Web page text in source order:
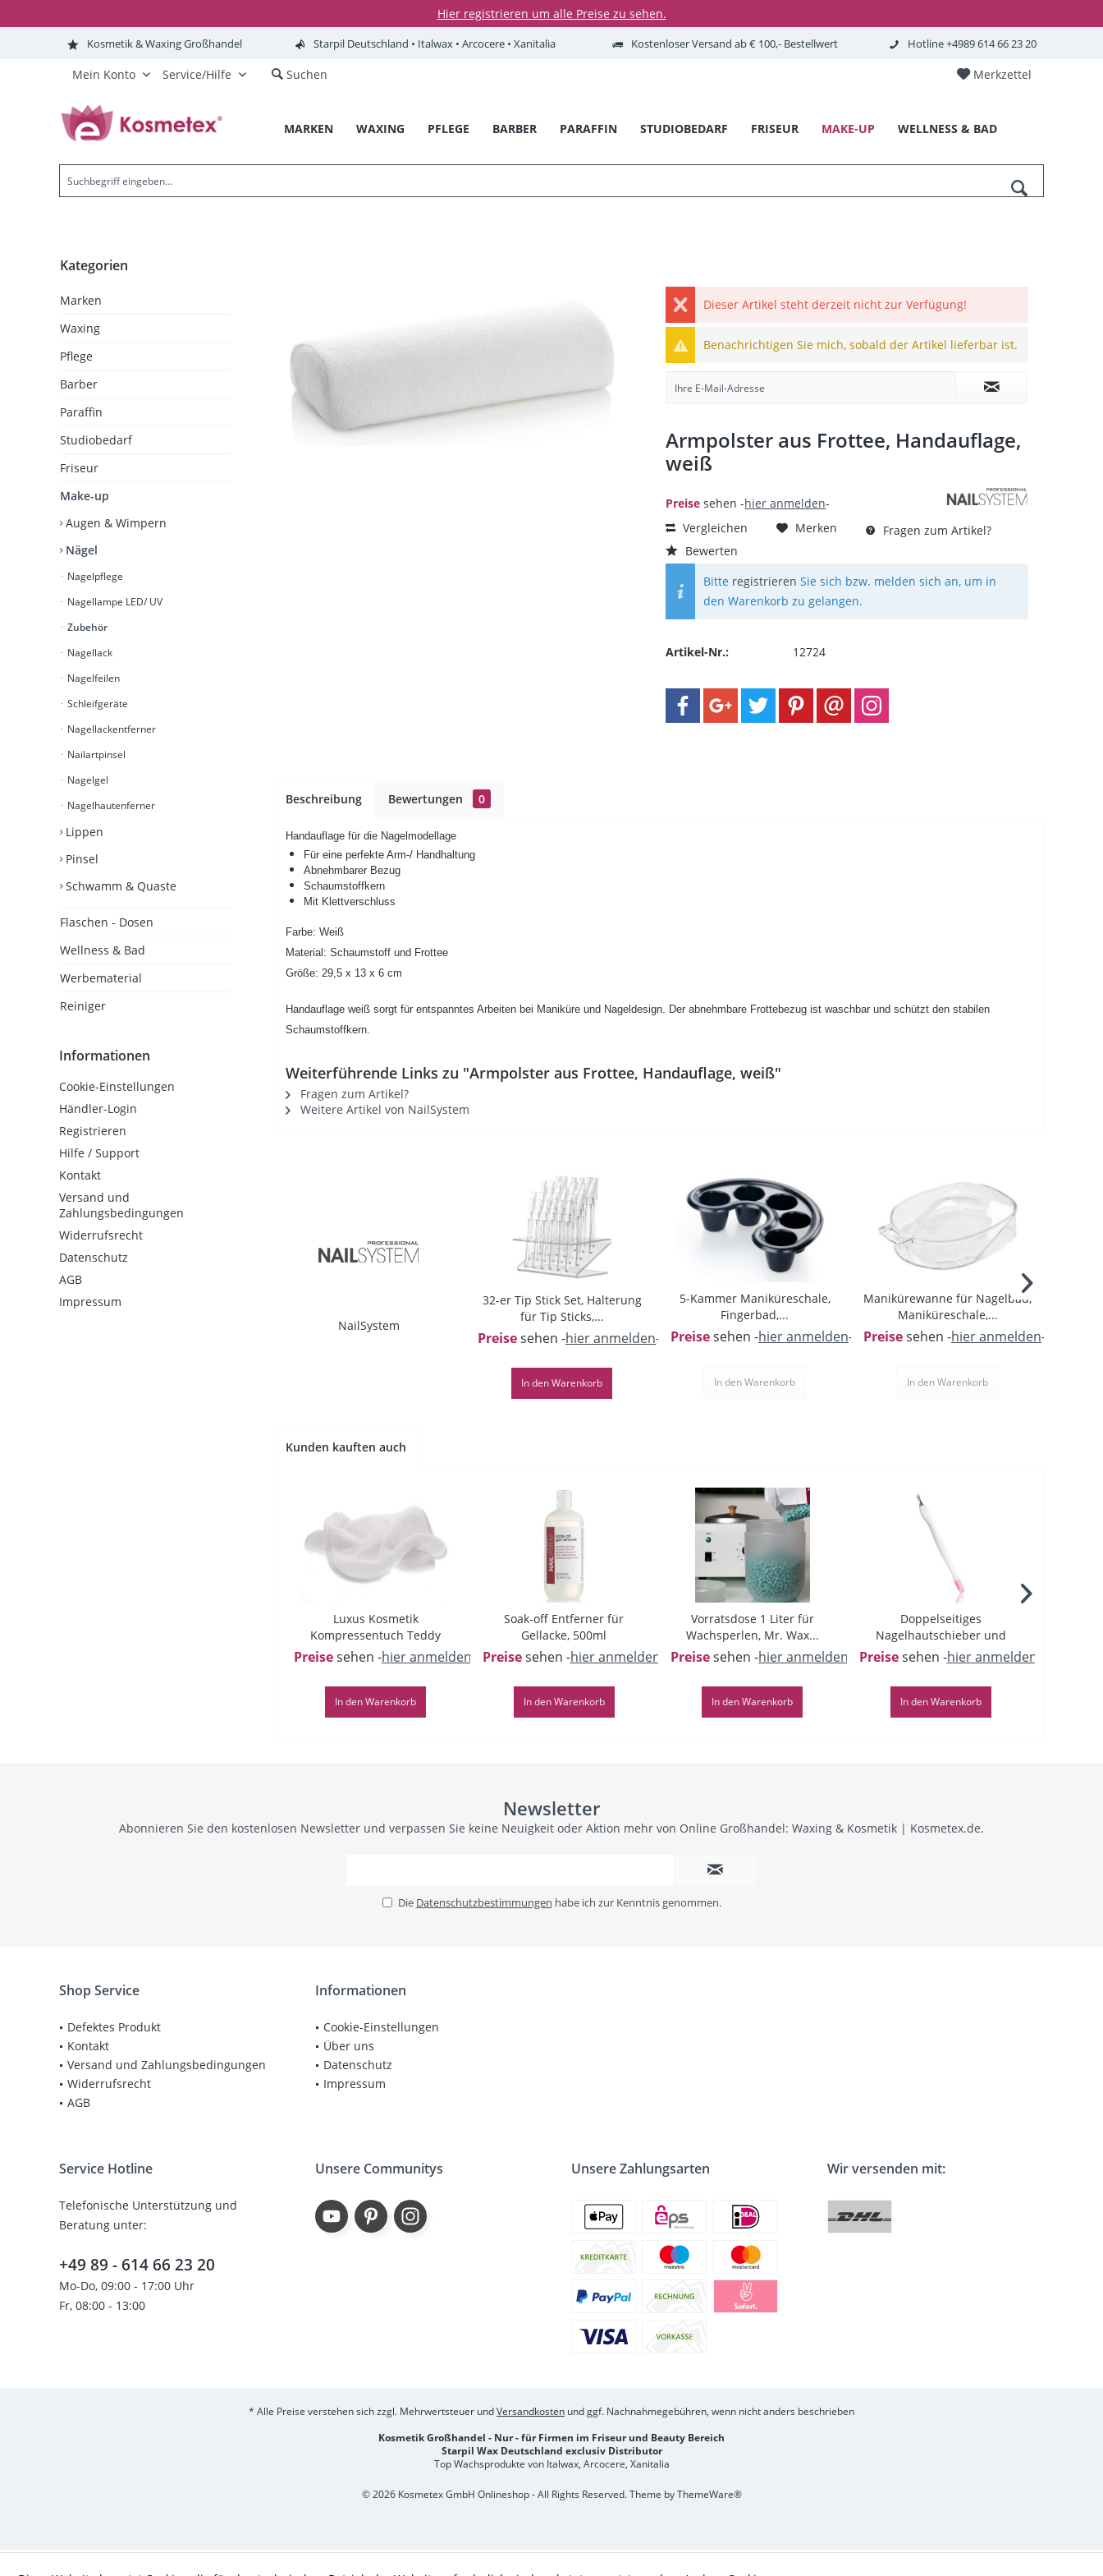
Hier registrieren um alle Preise zu sehen.
Kosmetik & Waxing Großhandel Starpil Deutschland • Italwax • Arcocere • Xanitalia Kostenloser Versand ab € 100,- Bestellwert Hotline +4989 614 66 23 20
Merkzettel
Mein Konto Service/Hilfe Suchen
MARKEN WAXING PFLEGE BARBER PARAFFIN STUDIOBEDARF FRISEUR MAKE-UP WELLNESS & BAD
Kategorien
Marken
Waxing
Pflege
Barber
Paraffin
Studiobedarf
Friseur
Make-up
Augen & Wimpern
Nägel
Nagelpflege
Nagellampe LED/ UV
Zubehör
Nagellack
Nagelfeilen
Schleifgeräte
Nagellackentferner
Nailartpinsel
Nagelgel
Nagelhautenferner
Lippen
Pinsel
Schwamm & Quaste
Flaschen - Dosen
Wellness & Bad
Werbematerial
Reiniger
Informationen
Cookie-Einstellungen
Händler-Login
Registrieren
Hilfe / Support
Kontakt
Versand und
Zahlungsbedingungen
Widerrufsrecht
Datenschutz
AGB
Impressum
Dieser Artikel steht derzeit nicht zur Verfügung!
Benachrichtigen Sie mich, sobald der Artikel lieferbar ist.
Armpolster aus Frottee, Handauflage,
weiß
Preise sehen -hier anmelden-
Vergleichen
Merken
Fragen zum Artikel?
Bewerten
Bitte registrieren Sie sich bzw. melden sich an, um in
den Warenkorb zu gelangen.
Artikel-Nr.: 12724
Beschreibung Bewertungen 0
Handauflage für die Nagelmodellage
Für eine perfekte Arm-/ Handhaltung
Abnehmbarer Bezug
Schaumstoffkern
Mit Klettverschluss
Farbe: Weiß
Material: Schaumstoff und Frottee
Größe: 29,5 x 13 x 6 cm
Handauflage weiß sorgt für entspanntes Arbeiten bei Maniküre und Nageldesign. Der abnehmbare Frottebezug ist waschbar und schützt den stabilen
Schaumstoffkern.
Weiterführende Links zu "Armpolster aus Frottee, Handauflage, weiß"
Fragen zum Artikel?
Weitere Artikel von NailSystem
NailSystem
32-er Tip Stick Set, Halterung
für Tip Sticks,...
Preisesehen -hier anmelden-
In denWarenkorb
5-Kammer Maniküreschale,
Fingerbad,...
Preisesehen -hier anmelden-
In denWarenkorb
Manikürewanne für Nagelbad,
Maniküreschale,...
Preisesehen -hier anmelden-
In denWarenkorb
Kunden kauften auch
Luxus Kosmetik
Kompressentuch Teddy
Plüsch,...
Preisesehen -hier anmelden
In denWarenkorb
Soak-off Entferner für
Gellacke, 500ml
Preisesehen -hier anmelden
In denWarenkorb
Vorratsdose 1 Liter für
Wachsperlen, Mr. Wax...
Preisesehen -hier anmelden
In denWarenkorb
Doppelseitiges
Nagelhautschieber und
Entferner
Preisesehen -hier anmelden
In denWarenkorb
Newsletter
Abonnieren Sie den kostenlosen Newsletter und verpassen Sie keine Neuigkeit oder Aktion mehr von Online Großhandel: Waxing & Kosmetik | Kosmetex.de.
Die Datenschutzbestimmungen habe ich zur Kenntnis genommen.
Shop Service
Defektes Produkt
Kontakt
Versand und Zahlungsbedingungen
Widerrufsrecht
AGB
Informationen
Cookie-Einstellungen
Über uns
Datenschutz
Impressum
Service Hotline
Telefonische Unterstützung und
Beratung unter:
+49 89 - 614 66 23 20
Mo-Do, 09:00 - 17:00 Uhr
Fr, 08:00 - 13:00
Unsere Communitys Unsere Zahlungsarten Wir versenden mit:
* Alle Preise verstehen sich zzgl. Mehrwertsteuer undVersandkosten und ggf. Nachnahmegebühren, wenn nicht anders beschrieben
Kosmetik Großhandel - Nur - für Firmen im Friseur und Beauty Bereich
Starpil Wax Deutschland exclusiv Distributor
Top Wachsprodukte von Italwax, Arcocere, Xanitalia
© 2026 Kosmetex GmbH Onlineshop - All Rights Reserved. Theme byThemeWare®